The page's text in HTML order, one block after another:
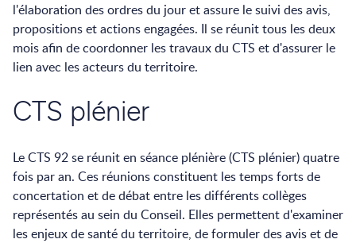
l'élaboration des ordres du jour et assure le suivi des avis,
propositions et actions engagées. Il se réunit tous les deux
mois afin de coordonner les travaux du CTS et d'assurer le
lien avec les acteurs du territoire.
CTS plénier
Le CTS 92 se réunit en séance plénière (CTS plénier) quatre
fois par an. Ces réunions constituent les temps forts de
concertation et de débat entre les différents collèges
représentés au sein du Conseil. Elles permettent d'examiner
les enjeux de santé du territoire, de formuler des avis et de